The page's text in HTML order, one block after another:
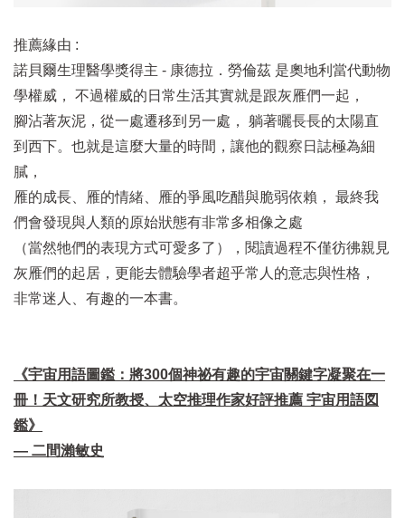
推薦緣由 :
諾貝爾生理醫學獎得主 - 康德拉．勞倫茲 是奧地利當代動物
學權威， 不過權威的日常生活其實就是跟灰雁們一起，
腳沾著灰泥，從一處遷移到另一處， 躺著曬長長的太陽直
到西下。也就是這麼大量的時間，讓他的觀察日誌極為細
膩，
雁的成長、雁的情緒、雁的爭風吃醋與脆弱依賴， 最終我
們會發現與人類的原始狀態有非常多相像之處
（當然牠們的表現方式可愛多了），閱讀過程不僅彷彿親見
灰雁們的起居，更能去體驗學者超乎常人的意志與性格，
非常迷人、有趣的一本書。
《宇宙用語圖鑑：將300個神祕有趣的宇宙關鍵字凝聚在一
冊！天文研究所教授、太空推理作家好評推薦 宇宙用語図
鑑》
— 二間瀨敏史